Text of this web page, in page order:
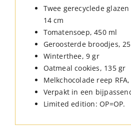
Twee gerecyclede
14 cm
Tomatensoep, 450 ml
Geroosterde broodjes,
Winterthee, 9 gr
Oatmeal cookies, 135 gr
Melkchocolade reep
Verpakt in een
Limited edition: OP=OP.